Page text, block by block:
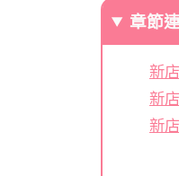
章節
新
新
新